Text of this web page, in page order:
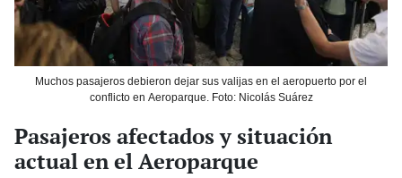
Muchos pasajeros debieron dejar sus valijas en el aeropuerto por el
conflicto en Aeroparque. Foto: Nicolás Suárez
Pasajeros afectados y situación
actual en el Aeroparque